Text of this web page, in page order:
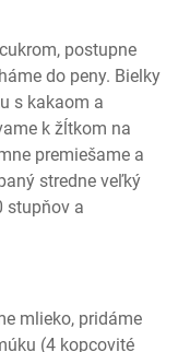
postupne
do peny. Bielky
s kakaom a
k žĺtkom na
premiešame a
stredne veľký
stupňov a
mlieko, pridáme
(4 kopcovité